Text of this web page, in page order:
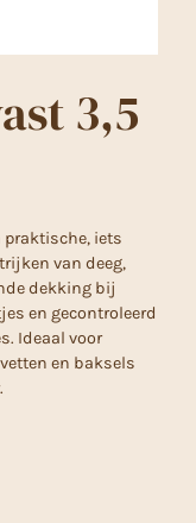
3,5
praktische, iets
van deeg,
dekking bij
en gecontroleerd
Ideaal voor
en baksels